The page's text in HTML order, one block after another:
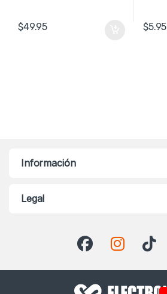
$49.95 $5.95
Información
Legal